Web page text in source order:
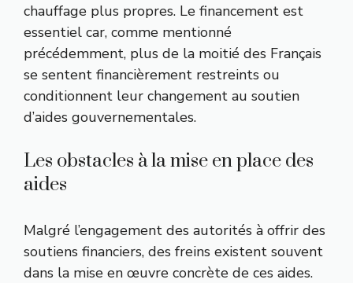
chauffage plus propres. Le financement est
essentiel car, comme mentionné
précédemment, plus de la moitié des Français
se sentent financièrement restreints ou
conditionnent leur changement au soutien
d’aides gouvernementales.
Les obstacles à la mise en place des
aides
Malgré l’engagement des autorités à offrir des
soutiens financiers, des freins existent souvent
dans la mise en œuvre concrète de ces aides.